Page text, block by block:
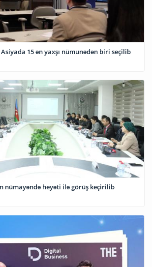
15 ən yaxşı nümunədən biri seçilib
nümayəndə heyəti ilə görüş keçirilib